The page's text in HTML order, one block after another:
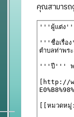
คุณสามารถ